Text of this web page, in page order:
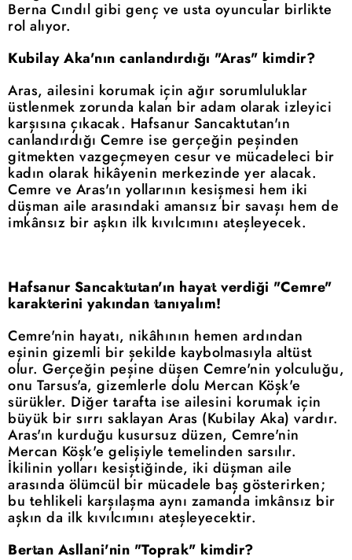
Berna Cındıl gibi genç ve usta oyuncular birlikte
rol alıyor.
Kubilay Aka'nın canlandırdığı "Aras" kimdir?
Aras, ailesini korumak için ağır sorumluluklar
üstlenmek zorunda kalan bir adam olarak izleyici
karşısına çıkacak. Hafsanur Sancaktutan'ın
canlandırdığı Cemre ise gerçeğin peşinden
gitmekten vazgeçmeyen cesur ve mücadeleci bir
kadın olarak hikâyenin merkezinde yer alacak.
Cemre ve Aras'ın yollarının kesişmesi hem iki
düşman aile arasındaki amansız bir savaşı hem de
imkânsız bir aşkın ilk kıvılcımını ateşleyecek.
Hafsanur Sancaktutan'ın hayat verdiği "Cemre"
karakterini yakından tanıyalım!
Cemre'nin hayatı, nikâhının hemen ardından
eşinin gizemli bir şekilde kaybolmasıyla altüst
olur. Gerçeğin peşine düşen Cemre'nin yolculuğu,
onu Tarsus'a, gizemlerle dolu Mercan Köşk'e
sürükler. Diğer tarafta ise ailesini korumak için
büyük bir sırrı saklayan Aras (Kubilay Aka) vardır.
Aras'ın kurduğu kusursuz düzen, Cemre'nin
Mercan Köşk'e gelişiyle temelinden sarsılır.
İkilinin yolları kesiştiğinde, iki düşman aile
arasında ölümcül bir mücadele baş gösterirken;
bu tehlikeli karşılaşma aynı zamanda imkânsız bir
aşkın da ilk kıvılcımını ateşleyecektir.
Bertan Asllani'nin "Toprak" kimdir?